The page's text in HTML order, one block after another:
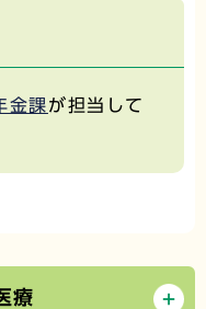
金課が担当して
療